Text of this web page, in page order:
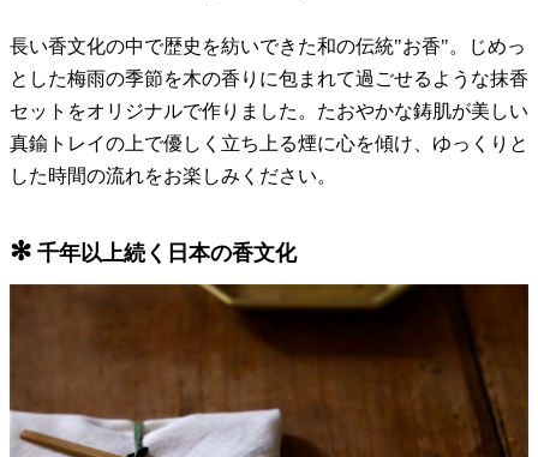
長い香文化の中で歴史を紡いできた和の伝統"お香"。じめっ
とした梅雨の季節を木の香りに包まれて過ごせるような抹香
セットをオリジナルで作りました。たおやかな鋳肌が美しい
真鍮トレイの上で優しく立ち上る煙に心を傾け、ゆっくりと
した時間の流れをお楽しみください。
✻ 千年以上続く日本の香文化